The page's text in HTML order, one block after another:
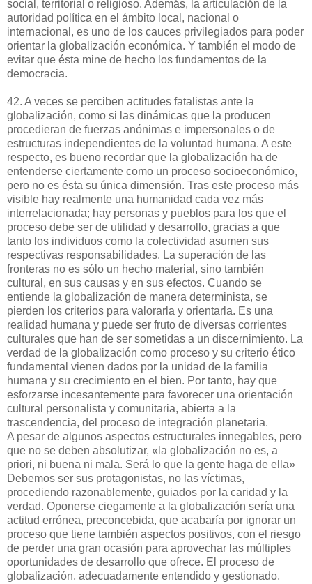
social, territorial o religioso. Además, la articulación de la
autoridad política en el ámbito local, nacional o
internacional, es uno de los cauces privilegiados para poder
orientar la globalización económica. Y también el modo de
evitar que ésta mine de hecho los fundamentos de la
democracia.
42. A veces se perciben actitudes fatalistas ante la
globalización, como si las dinámicas que la producen
procedieran de fuerzas anónimas e impersonales o de
estructuras independientes de la voluntad humana. A este
respecto, es bueno recordar que la globalización ha de
entenderse ciertamente como un proceso socioeconómico,
pero no es ésta su única dimensión. Tras este proceso más
visible hay realmente una humanidad cada vez más
interrelacionada; hay personas y pueblos para los que el
proceso debe ser de utilidad y desarrollo, gracias a que
tanto los individuos como la colectividad asumen sus
respectivas responsabilidades. La superación de las
fronteras no es sólo un hecho material, sino también
cultural, en sus causas y en sus efectos. Cuando se
entiende la globalización de manera determinista, se
pierden los criterios para valorarla y orientarla. Es una
realidad humana y puede ser fruto de diversas corrientes
culturales que han de ser sometidas a un discernimiento. La
verdad de la globalización como proceso y su criterio ético
fundamental vienen dados por la unidad de la familia
humana y su crecimiento en el bien. Por tanto, hay que
esforzarse incesantemente para favorecer una orientación
cultural personalista y comunitaria, abierta a la
trascendencia, del proceso de integración planetaria.
A pesar de algunos aspectos estructurales innegables, pero
que no se deben absolutizar, «la globalización no es, a
priori, ni buena ni mala. Será lo que la gente haga de ella»
Debemos ser sus protagonistas, no las víctimas,
procediendo razonablemente, guiados por la caridad y la
verdad. Oponerse ciegamente a la globalización sería una
actitud errónea, preconcebida, que acabaría por ignorar un
proceso que tiene también aspectos positivos, con el riesgo
de perder una gran ocasión para aprovechar las múltiples
oportunidades de desarrollo que ofrece. El proceso de
globalización, adecuadamente entendido y gestionado,